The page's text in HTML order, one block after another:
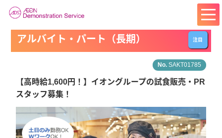
注目
アルバイト・パート（長期）
SAKT01785
【高時給1,600円！】イオングループの試食販売・PR
スタッフ募集！